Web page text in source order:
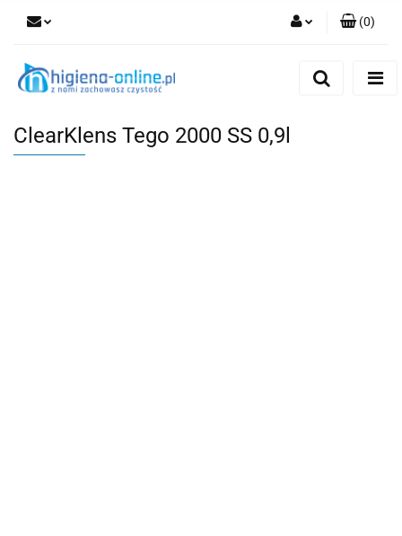
(0)
ClearKlens Tego 2000 SS 0,9l